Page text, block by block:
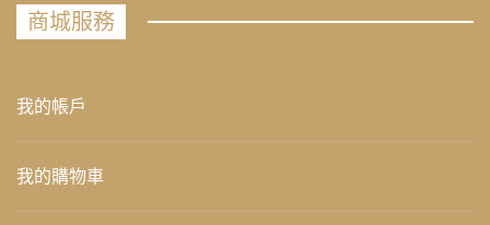
商城服務
我的帳戶
我的購物車